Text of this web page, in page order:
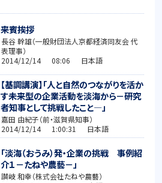
来賓挨拶
長谷 幹雄（一般財団法人京都経済同友会 代
表理事）
2014/12/14 08:06 日本語
【基調講演】「人と自然のつながりを活か
す未来型の企業活動を淡海から－研究
者知事として挑戦したこと―」
嘉田 由紀子（前・滋賀県知事）
2014/12/14 1:00:31 日本語
「淡海（おうみ）発・企業の挑戦 事例紹
介１－たねや農藝－」
讃岐 和幸（株式会社たねや農藝）